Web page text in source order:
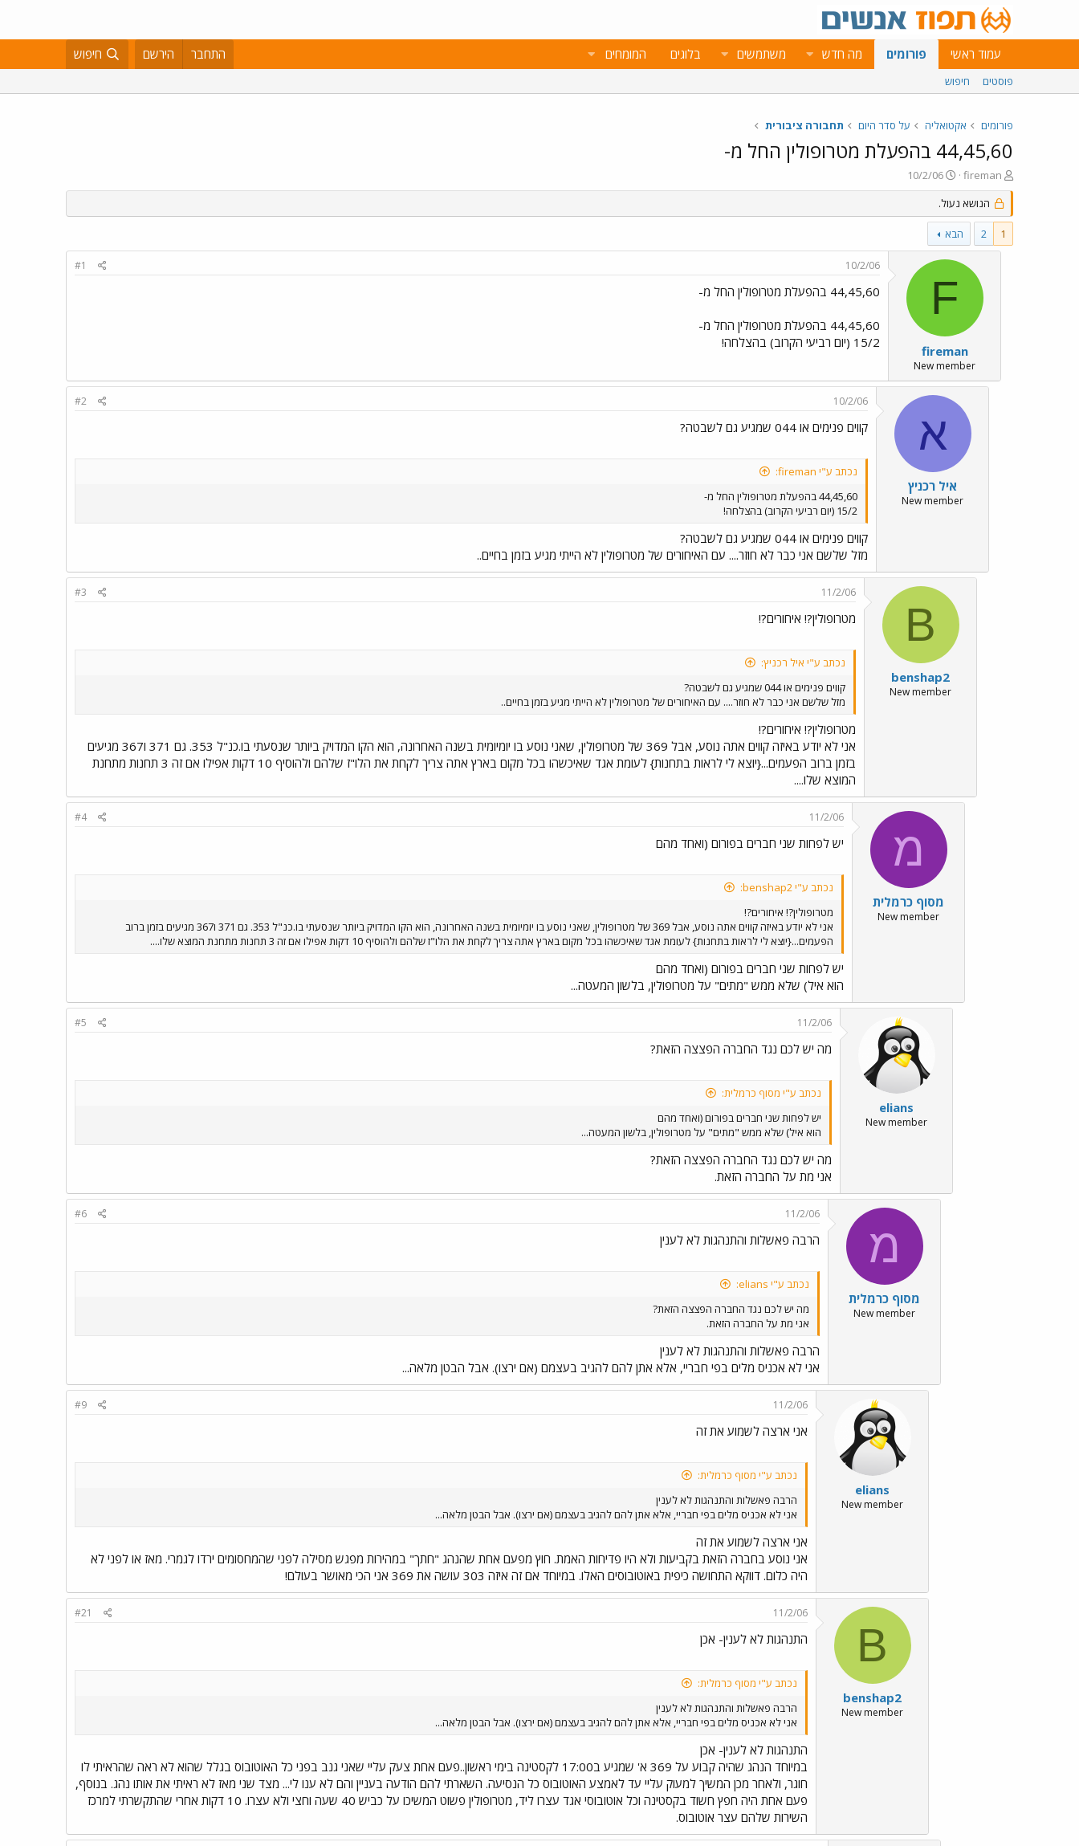
עמוד ראשי פורומים מה חדש משתמשים בלוגים המומחים התחבר הירשם חיפוש
פוסטים חיפוש
פורומים אקטואליה על סדר היום תחבורה ציבורית
44,45,60 בהפעלת מטרופולין החל מ-
פ
ו
ת
ח
ה
נ
fireman
פ
ו
ר
ס
ם
ב
ת
ר
י
10/2/06
הנושא נעול.
1
2 הבא
F
fireman
New member
10/2/06
#1
44,45,60 בהפעלת מטרופולין החל מ-
44,45,60 בהפעלת מטרופולין החל מ-
15/2 (יום רביעי הקרוב) בהצלחה!
א
איל רכניץ
New member
10/2/06
#2
קווים פנימים או 044 שמגיע גם לשבטה?
נכתב ע"י fireman:
44,45,60 בהפעלת מטרופולין החל מ-
15/2 (יום רביעי הקרוב) בהצלחה!
קווים פנימים או 044 שמגיע גם לשבטה?
מזל שלשם אני כבר לא חוזר.... עם האיחורים של מטרופולין לא הייתי מגיע בזמן בחיים..
B
benshap2
New member
11/2/06
#3
מטרופולין?! איחורים?!
נכתב ע"י איל רכניץ:
קווים פנימים או 044 שמגיע גם לשבטה?
מזל שלשם אני כבר לא חוזר.... עם האיחורים של מטרופולין לא הייתי מגיע בזמן בחיים..
מטרופולין?! איחורים?!
אני לא יודע באיזה קווים אתה נוסע, אבל 369 של מטרופולין, שאני נוסע בו יומיומית בשנה האחרונה, הוא הקו המדויק ביותר שנסעתי בו.כנ"ל 353. גם 371 ו367 מגיעים
בזמן ברוב הפעמים...{יוצא לי לראות בתחנות} לעומת אגד שאיכשהו בכל מקום בארץ אתה צריך לקחת את הלו"ז שלהם ולהוסיף 10 דקות אפילו אם זה 3 תחנות מתחנת
המוצא שלו....
מ
מסוף כרמלית
New member
11/2/06
#4
יש לפחות שני חברים בפורום (ואחד מהם
נכתב ע"י benshap2:
מטרופולין?! איחורים?!
אני לא יודע באיזה קווים אתה נוסע, אבל 369 של מטרופולין, שאני נוסע בו יומיומית בשנה האחרונה, הוא הקו המדויק ביותר שנסעתי בו.כנ"ל 353. גם 371 ו367 מגיעים בזמן ברוב
הפעמים...{יוצא לי לראות בתחנות} לעומת אגד שאיכשהו בכל מקום בארץ אתה צריך לקחת את הלו"ז שלהם ולהוסיף 10 דקות אפילו אם זה 3 תחנות מתחנת המוצא שלו....
יש לפחות שני חברים בפורום (ואחד מהם
הוא איל) שלא ממש "מתים" על מטרופולין, בלשון המעטה...
elians
New member
11/2/06
#5
מה יש לכם נגד החברה הפצצה הזאת?
נכתב ע"י מסוף כרמלית:
יש לפחות שני חברים בפורום (ואחד מהם
הוא איל) שלא ממש "מתים" על מטרופולין, בלשון המעטה...
מה יש לכם נגד החברה הפצצה הזאת?
אני מת על החברה הזאת.
מ
מסוף כרמלית
New member
11/2/06
#6
הרבה פאשלות והתנהגות לא לענין
נכתב ע"י elians:
מה יש לכם נגד החברה הפצצה הזאת?
אני מת על החברה הזאת.
הרבה פאשלות והתנהגות לא לענין
אני לא אכניס מלים בפי חבריי, אלא אתן להם להגיב בעצמם (אם ירצו). אבל הבטן מלאה...
elians
New member
11/2/06
#9
אני ארצה לשמוע את זה
נכתב ע"י מסוף כרמלית:
הרבה פאשלות והתנהגות לא לענין
אני לא אכניס מלים בפי חבריי, אלא אתן להם להגיב בעצמם (אם ירצו). אבל הבטן מלאה...
אני ארצה לשמוע את זה
אני נוסע בחברה הזאת בקביעות ולא היו פדיחות האמת. חוץ מפעם אחת שהנהג "חתך" במהירות מפגש מסילה לפני שהמחסומים ירדו לגמרי. מאז או לפני לא
היה כלום. דווקא התחושה כיפית באוטובוסים האלו. במיוחד אם זה איזה 303 עושה את 369 אני הכי מאושר בעולם!
B
benshap2
New member
11/2/06
#21
התנהגות לא לענין- אכן
נכתב ע"י מסוף כרמלית:
הרבה פאשלות והתנהגות לא לענין
אני לא אכניס מלים בפי חבריי, אלא אתן להם להגיב בעצמם (אם ירצו). אבל הבטן מלאה...
התנהגות לא לענין- אכן
במיוחד הנהג שהיה קבוע על 369 א' שמגיע ב17:00 לקסטינה בימי ראשון..פעם אחת צעק עליי שאני גנב בפני כל האוטובוס בגלל שהוא לא ראה שהראיתי לו
חוגר, ולאחר מכן המשיך למעוק עליי עד לאמצע האוטובוס כל הנסיעה. השארתי להם הודעה בעניין והם לא ענו לי... מצד שני מאז לא ראיתי את אותו נהג. בנוסף,
פעם אחת היה חפץ חשוד בקסטינה וכל אוטובוסי אגד עצרו ליד, מטרופולין פשוט המשיכו על כביש 40 שעה וחצי ולא עצרו. 10 דקות אחרי שהתקשרתי למרכז
השירות שלהם עצר אוטובוס.